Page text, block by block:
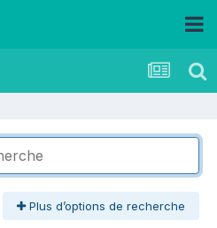
Plus d’options de recherche